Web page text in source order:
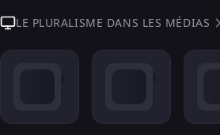
LE PLURALISME DANS LES MÉDIAS